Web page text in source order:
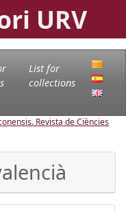
URV
List for
collections
Revista de Ciències